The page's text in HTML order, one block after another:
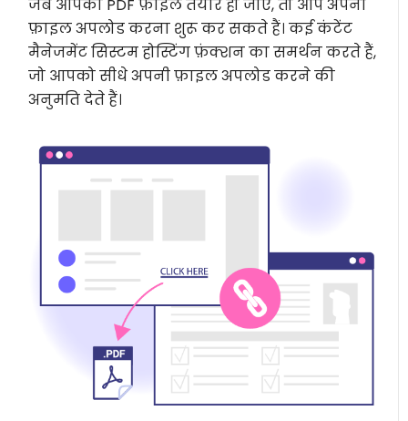
जब आपकी PDF फ़ाइल तैयार हो जाए, तो आप अपनी
फ़ाइल अपलोड करना शुरू कर सकते हैं। कई कंटेंट
मैनेजमेंट सिस्टम होस्टिंग फ़ंक्शन का समर्थन करते हैं,
जो आपको सीधे अपनी फ़ाइल अपलोड करने की
अनुमति देते हैं।